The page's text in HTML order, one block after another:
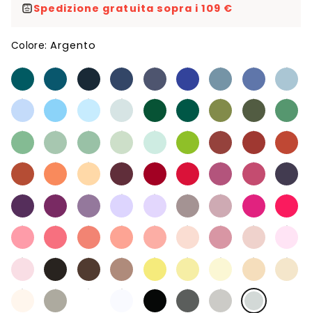
Spedizione gratuita sopra i 109 €
Colore:Argento